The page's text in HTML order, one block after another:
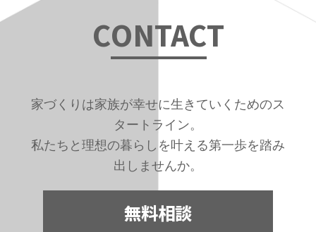
CONTACT
家づくりは家族が幸せに生きていくためのス
タートライン。
私たちと理想の暮らしを叶える第一歩を踏み
出しませんか。
無料相談